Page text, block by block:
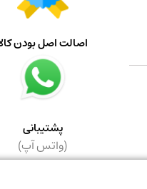
اصالت اصل بودن
پشتیبانی
(واتس آپ)